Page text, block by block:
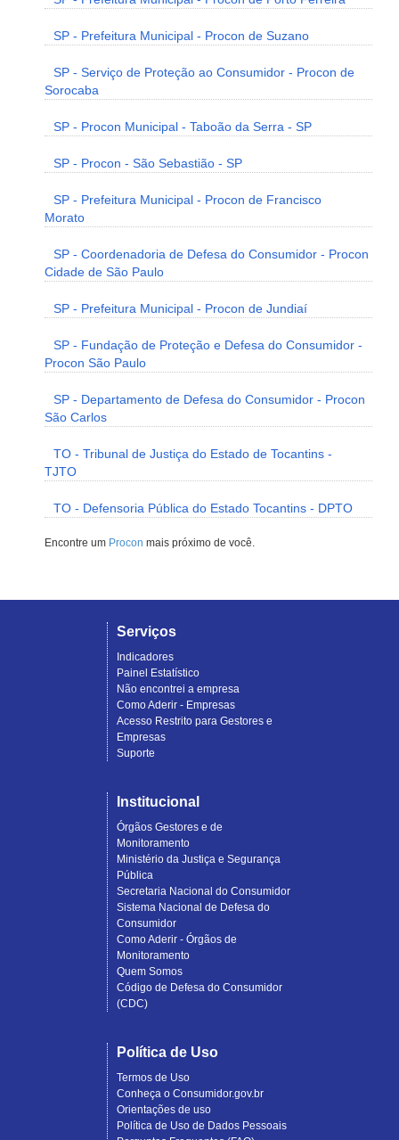
SP - Prefeitura Municipal - Procon de Suzano
SP - Serviço de Proteção ao Consumidor - Procon de
Sorocaba
SP - Procon Municipal - Taboão da Serra - SP
SP - Procon - São Sebastião - SP
SP - Prefeitura Municipal - Procon de Francisco
Morato
SP - Coordenadoria de Defesa do Consumidor - Procon
Cidade de São Paulo
SP - Prefeitura Municipal - Procon de Jundiaí
SP - Fundação de Proteção e Defesa do Consumidor -
Procon São Paulo
SP - Departamento de Defesa do Consumidor - Procon
São Carlos
TO - Tribunal de Justiça do Estado de Tocantins -
TJTO
TO - Defensoria Pública do Estado Tocantins - DPTO
Encontre um Procon mais próximo de você.
Serviços
Indicadores
Painel Estatístico
Não encontrei a empresa
Como Aderir - Empresas
Acesso Restrito para Gestores e
Empresas
Suporte
Institucional
Órgãos Gestores e de
Monitoramento
Ministério da Justiça e Segurança
Pública
Secretaria Nacional do Consumidor
Sistema Nacional de Defesa do
Consumidor
Como Aderir - Órgãos de
Monitoramento
Quem Somos
Código de Defesa do Consumidor
(CDC)
Política de Uso
Termos de Uso
Conheça o Consumidor.gov.br
Orientações de uso
Política de Uso de Dados Pessoais